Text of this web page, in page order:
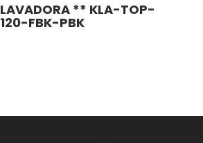
LAVADORA ** KLA-TOP-
120-FBK-PBK